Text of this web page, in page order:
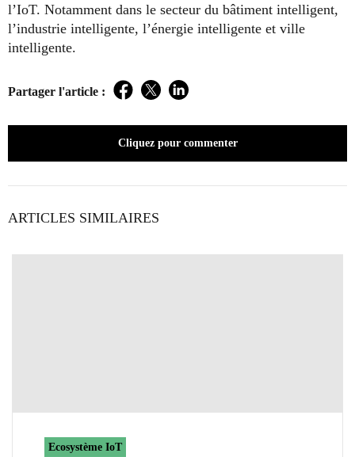
l’IoT. Notamment dans le secteur du bâtiment intelligent,
l’industrie intelligente, l’énergie intelligente et ville
intelligente.
Partager l'article : Facebook
TwitterLinkedIn
Cliquez pour commenter
ARTICLES SIMILAIRES
Ecosystème IoT